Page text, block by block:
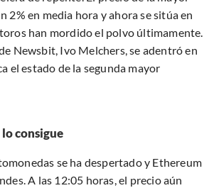
2% en media hora y ahora se sitúa en
han mordido el polvo últimamente.
Newsbit, Ivo Melchers, se adentró en
el estado de la segunda mayor
consigue
se ha despertado y Ethereum
A las 12:05 horas, el precio aún